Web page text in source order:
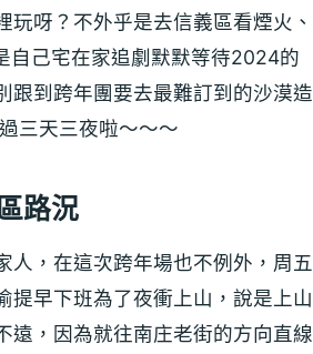
玩呀？不外乎是去信義區看煙火、
自己宅在家追劇默默等待2024的
跟到跨年團要去最難訂到的沙漠造
三天三夜啦～～～
路況
人，在這次跨年場也不例外，周五
提早下班為了夜衝上山，說是上山
遠，因為就往南庄老街的方向直線